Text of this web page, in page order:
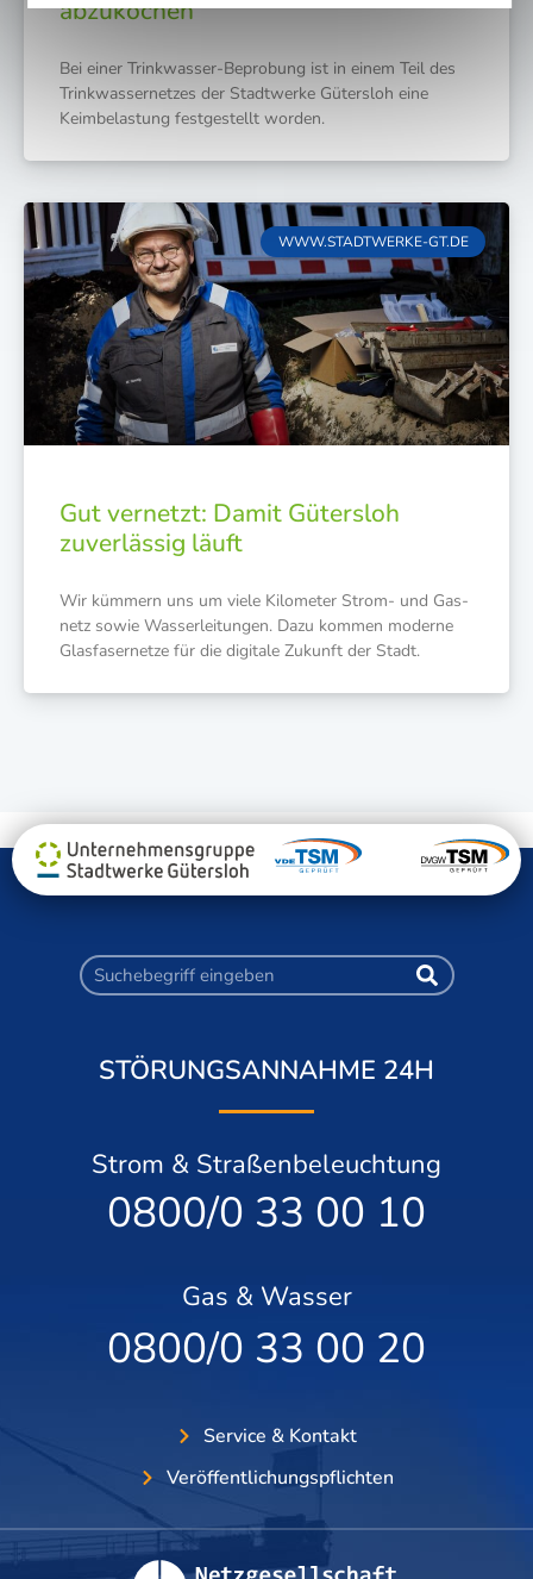
abzukochen
Bei einer Trink­was­ser-Bepro­bung ist in einem Teil des
Trink­was­ser­net­zes der Stadt­wer­ke Güters­loh eine
Keim­be­las­tung fest­ge­stellt worden.
WWW.STADTWERKE-GT.DE
Gut vernetzt: Damit Gütersloh
zuverlässig läuft
Wir küm­mern uns um vie­le Kilo­me­ter Strom- und Gas­
netz sowie Was­ser­lei­tun­gen. Dazu kom­men moder­ne
Glas­fa­ser­net­ze für die digi­ta­le Zukunft der Stadt.
STÖRUNGSANNAHME 24H
Strom & Straßenbeleuchtung
0800/0 33 00 10
Gas & Wasser
0800/0 33 00 20
Service & Kontakt
Veröffentlichungspflichten